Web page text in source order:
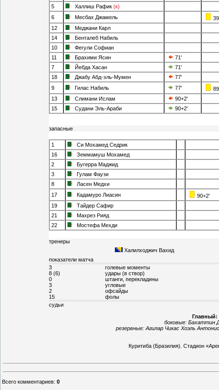
5
Халлиш Рафик (к)
6
Месбах Джамель
12
Меджани Карл
14
Бенталеб Набиль
10
Фегули Софиан
11
Брахими Ясин
71'
7
Йебда Хасан
71'
18
Джабу Абд-эль-Мумен
77'
9
Гилас Набиль 77'
13
Слимани Ислам
90+2'
15
Судани Эль-Араби 90+2'
запасные
1
Си Мохамед Седрик
16
Земмамуш Мохамед
2
Бугерра Маджид
3
Гулам Фаузи
8
Ласен Медхи
17
Кадамуро Лиасин
90+2'
19
Тайдер Сафир
21
Махрез Рияд
22
Мостефа Мехди
тренеры
Халилходжич Вахид
показатели матча
3
голевые моменты
8 (6)
удары (в створ)
0
штанги, перекладины
3
угловые
2
офсайды
15
фолы
судьи
Главный:
боковые: Бахаттин
резервные: Агилар Чикас Хоэль
Куритиба(Бразилия). Стадион
Всего комментариев: 0